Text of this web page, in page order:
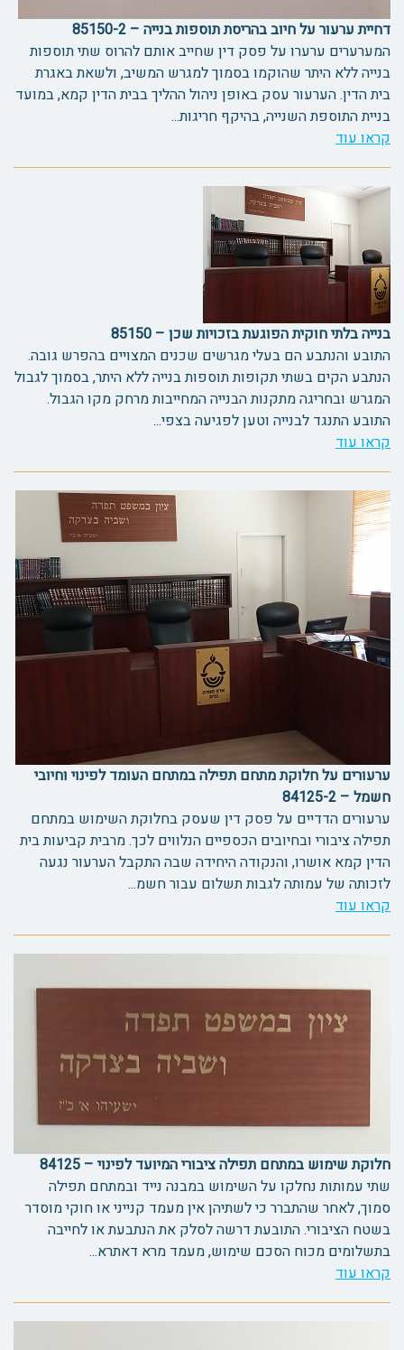
דחיית ערעור על חיוב בהריסת תוספות בנייה – 85150-2
המערערים ערערו על פסק דין שחייב אותם להרוס שתי תוספות
בנייה ללא היתר שהוקמו בסמוך למגרש המשיב, ולשאת באגרת
בית הדין. הערעור עסק באופן ניהול ההליך בבית הדין קמא, במועד
בניית התוספת השנייה, בהיקף חריגות...
קראו עוד
בנייה בלתי חוקית הפוגעת בזכויות שכן – 85150
התובע והנתבע הם בעלי מגרשים שכנים המצויים בהפרש גובה.
הנתבע הקים בשתי תקופות תוספות בנייה ללא היתר, בסמוך לגבול
המגרש ובחריגה מתקנות הבנייה המחייבות מרחק מקו הגבול.
התובע התנגד לבנייה וטען לפגיעה בצפי...
קראו עוד
ערעורים על חלוקת מתחם תפילה במתחם העומד לפינוי וחיובי
חשמל – 84125-2
ערעורים הדדיים על פסק דין שעסק בחלוקת השימוש במתחם
תפילה ציבורי ובחיובים הכספיים הנלווים לכך. מרבית קביעות בית
הדין קמא אושרו, והנקודה היחידה שבה התקבל הערעור נגעה
לזכותה של עמותה לגבות תשלום עבור חשמ...
קראו עוד
חלוקת שימוש במתחם תפילה ציבורי המיועד לפינוי – 84125
שתי עמותות נחלקו על השימוש במבנה נייד ובמתחם תפילה
סמוך, לאחר שהתברר כי לשתיהן אין מעמד קנייני או חוקי מוסדר
בשטח הציבורי. התובעת דרשה לסלק את הנתבעת או לחייבה
בתשלומים מכוח הסכם שימוש, מעמד מרא דאתרא...
קראו עוד